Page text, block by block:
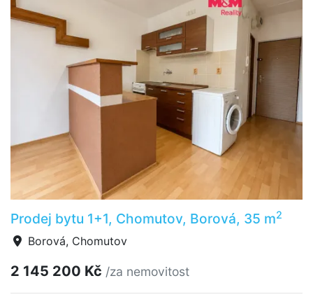
Prodej bytu 1+1, Chomutov, Borová, 35 m2
Borová, Chomutov
2 145 200 Kč /za nemovitost